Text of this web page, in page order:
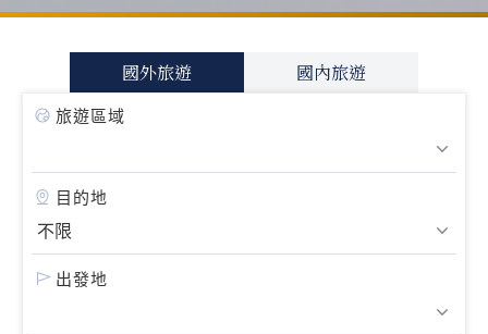
國外旅遊 國內旅遊
旅遊區域
目的地
出發地